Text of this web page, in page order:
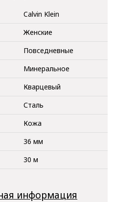
Calvin Klein
Женские
Повседневные
Минеральное
Кварцевый
Сталь
Кожа
36 мм
30 м
информация